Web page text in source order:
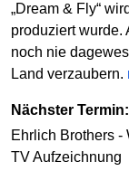
„Dream & Fly“
produziert wurde.
noch nie
Land verzaubern.
Nächster Termin:
Ehrlich Brothers -
TV Aufzeichnung